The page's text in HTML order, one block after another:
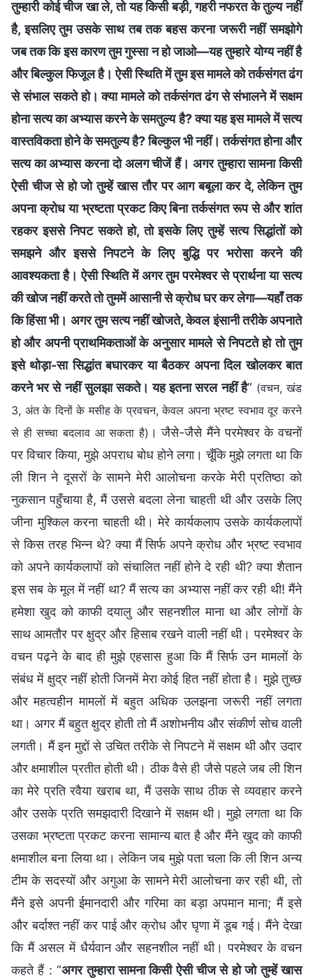
तुम्हारी कोई चीज खा ले, तो यह किसी बड़ी, गहरी नफरत के तुल्य नहीं
है, इसलिए तुम उसके साथ तब तक बहस करना जरूरी नहीं समझोगे
जब तक कि इस कारण तुम गुस्सा न हो जाओ—यह तुम्हारे योग्य नहीं है
और बिल्कुल फिजूल है। ऐसी स्थिति में तुम इस मामले को तर्कसंगत ढंग
से संभाल सकते हो। क्या मामले को तर्कसंगत ढंग से संभालने में सक्षम
होना सत्य का अभ्यास करने के समतुल्य है? क्या यह इस मामले में सत्य
वास्तविकता होने के समतुल्य है? बिल्कुल भी नहीं। तर्कसंगत होना और
सत्य का अभ्यास करना दो अलग चीजें हैं। अगर तुम्हारा सामना किसी
ऐसी चीज से हो जो तुम्हें खास तौर पर आग बबूला कर दे, लेकिन तुम
अपना क्रोध या भ्रष्टता प्रकट किए बिना तर्कसंगत रूप से और शांत
रहकर इससे निपट सकते हो, तो इसके लिए तुम्हें सत्य सिद्धांतों को
समझने और इससे निपटने के लिए बुद्धि पर भरोसा करने की
आवश्यकता है। ऐसी स्थिति में अगर तुम परमेश्वर से प्रार्थना या सत्य
की खोज नहीं करते तो तुममें आसानी से क्रोध घर कर लेगा—यहाँ तक
कि हिंसा भी। अगर तुम सत्य नहीं खोजते, केवल इंसानी तरीके अपनाते
हो और अपनी प्राथमिकताओं के अनुसार मामले से निपटते हो तो तुम
इसे थोड़ा-सा सिद्धांत बघारकर या बैठकर अपना दिल खोलकर बात
करने भर से नहीं सुलझा सकते। यह इतना सरल नहीं है” (वचन, खंड
3, अंत के दिनों के मसीह के प्रवचन, केवल अपना भ्रष्‍ट स्‍वभाव दूर करने
से ही सच्चा बदलाव आ सकता है) । जैसे-जैसे मैंने परमेश्वर के वचनों
पर विचार किया, मुझे अपराध बोध होने लगा। चूँकि मुझे लगता था कि
ली शिन ने दूसरों के सामने मेरी आलोचना करके मेरी प्रतिष्ठा को
नुकसान पहुँचाया है, मैं उससे बदला लेना चाहती थी और उसके लिए
जीना मुश्किल करना चाहती थी। मेरे कार्यकलाप उसके कार्यकलापों
से किस तरह भिन्न थे? क्या मैं सिर्फ अपने क्रोध और भ्रष्ट स्वभाव
को अपने कार्यकलापों को संचालित नहीं होने दे रही थी? क्या शैतान
इस सब के मूल में नहीं था? मैं सत्य का अभ्यास नहीं कर रही थी! मैंने
हमेशा खुद को काफी दयालु और सहनशील माना था और लोगों के
साथ आमतौर पर क्षुद्र और हिसाब रखने वाली नहीं थी। परमेश्वर के
वचन पढ़ने के बाद ही मुझे एहसास हुआ कि मैं सिर्फ उन मामलों के
संबंध में क्षुद्र नहीं होती जिनमें मेरा कोई हित नहीं होता है। मुझे तुच्छ
और महत्वहीन मामलों में बहुत अधिक उलझना जरूरी नहीं लगता
था। अगर मैं बहुत क्षुद्र होती तो मैं अशोभनीय और संकीर्ण सोच वाली
लगती। मैं इन मुद्दों से उचित तरीके से निपटने में सक्षम थी और उदार
और क्षमाशील प्रतीत होती थी। ठीक वैसे ही जैसे पहले जब ली शिन
का मेरे प्रति रवैया खराब था, मैं उसके साथ ठीक से व्यवहार करने
और उसके प्रति समझदारी दिखाने में सक्षम थी। मुझे लगता था कि
उसका भ्रष्टता प्रकट करना सामान्य बात है और मैंने खुद को काफी
क्षमाशील बना लिया था। लेकिन जब मुझे पता चला कि ली शिन अन्य
टीम के सदस्यों और अगुआ के सामने मेरी आलोचना कर रही थी, तो
मैंने इसे अपनी ईमानदारी और गरिमा का बड़ा अपमान माना; मैं इसे
और बर्दाश्त नहीं कर पाई और क्रोध और घृणा में डूब गई। मैंने देखा
कि मैं असल में धैर्यवान और सहनशील नहीं थी। परमेश्वर के वचन
कहते हैं : “अगर तुम्हारा सामना किसी ऐसी चीज से हो जो तुम्हें खास